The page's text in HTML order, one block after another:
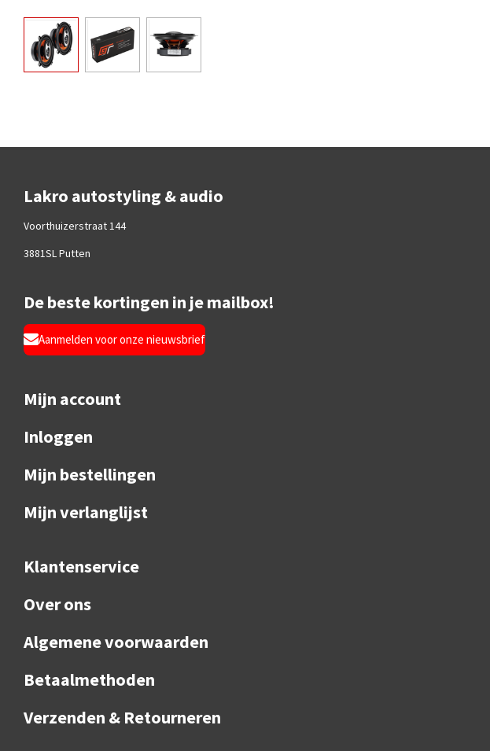
Lakro autostyling & audio
Voorthuizerstraat 144
3881SL Putten
De beste kortingen in je mailbox!
Aanmelden voor onze nieuwsbrief
Mijn account
Inloggen
Mijn bestellingen
Mijn verlanglijst
Klantenservice
Over ons
Algemene voorwaarden
Betaalmethoden
Verzenden & Retourneren